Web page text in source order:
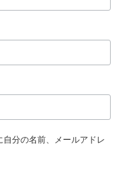
分の名前、メールアドレ